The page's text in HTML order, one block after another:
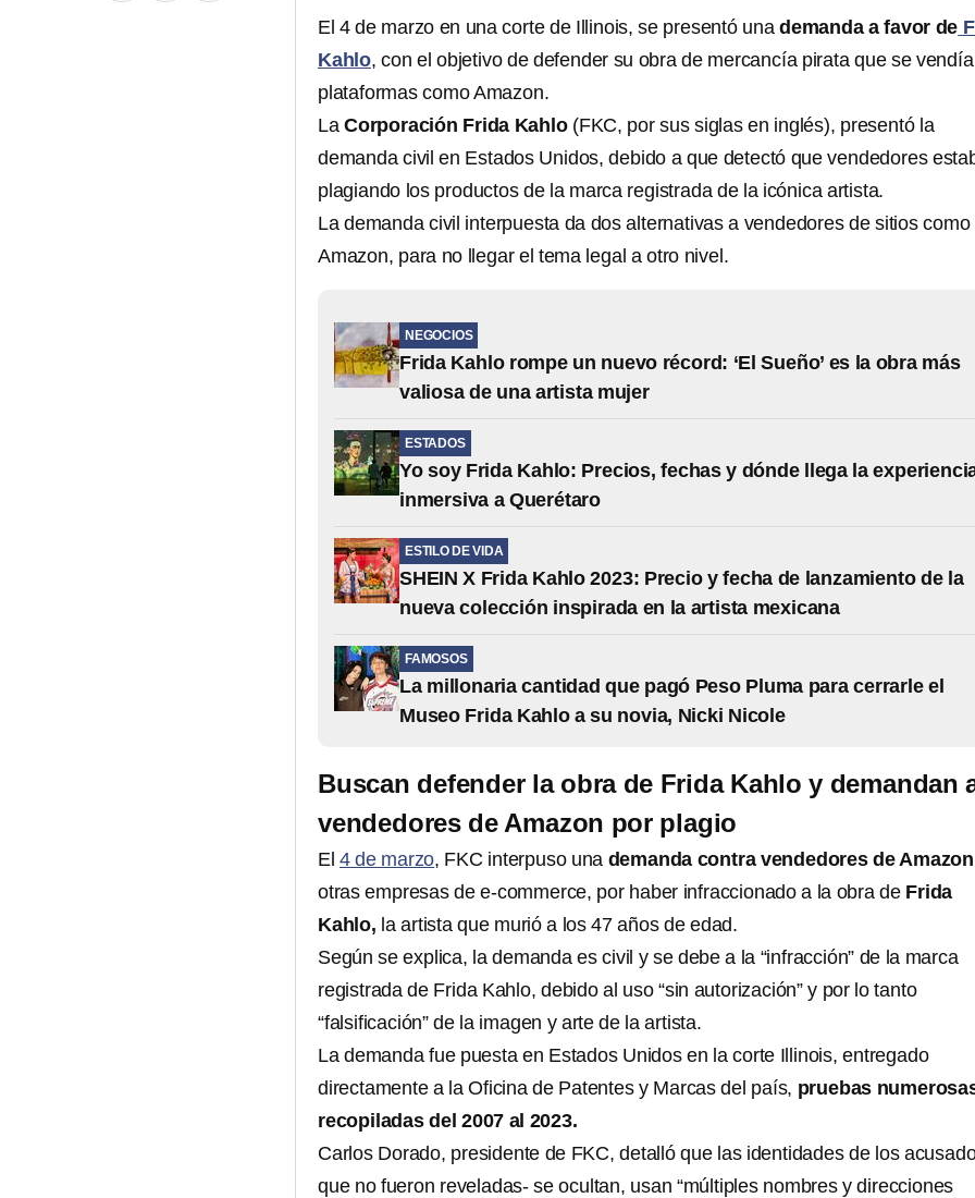
El 4 de marzo en una corte de Illinois, se presentó una demanda a favor de
Kahlo, con el objetivo de defender su obra de mercancía pirata que se
plataformas como Amazon.
La Corporación Frida Kahlo(FKC, por sus siglas en inglés), presentó la
demanda civil en Estados Unidos, debido a que detectó que vendedores
plagiando los productos de la marca registrada de la icónica artista.
La demanda civil interpuesta da dos alternativas a vendedores de sitios como
Amazon, para no llegar el tema legal a otro nivel.
NEGOCIOS
Frida Kahlo rompe un nuevo récord: ‘El Sueño’ es la obra más
valiosa de una artista mujer
ESTADOS
Yo soy Frida Kahlo: Precios, fechas y dónde llega la
inmersiva a Querétaro
ESTILO DE VIDA
SHEIN X Frida Kahlo 2023: Precio y fecha de lanzamiento de la
nueva colección inspirada en la artista mexicana
FAMOSOS
La millonaria cantidad que pagó Peso Pluma para cerrarle el
Museo Frida Kahlo a su novia, Nicki Nicole
Buscan defender la obra de Frida Kahlo y demandan
vendedores de Amazon por plagio
El 4 de marzo, FKC interpuso una demanda contra vendedores de
otras empresas de e-commerce, por haber infraccionado a la obra de Frida
Kahlo, la artista que murió a los 47 años de edad.
Según se explica, la demanda es civil y se debe a la “infracción” de la marca
registrada de Frida Kahlo, debido al uso “sin autorización” y por lo tanto
“falsificación” de la imagen y arte de la artista.
La demanda fue puesta en Estados Unidos en la corte Illinois, entregado
directamente a la Oficina de Patentes y Marcas del país, pruebas
recopiladas del 2007 al 2023.
Carlos Dorado, presidente de FKC, detalló que las identidades de los
que no fueron reveladas- se ocultan, usan “múltiples nombres y direcciones